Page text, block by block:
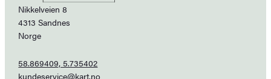
Nikkelveien 8
4313 Sandnes
Norge
58.869409, 5.735402
kundeservice@kart.no